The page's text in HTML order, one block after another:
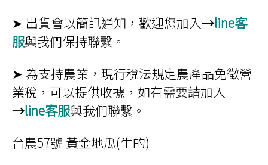
➤ 出貨會以簡訊通知，歡迎您加入→line客
服與我們保持聯繫。
➤ 為支持農業，現行稅法規定農產品免徵營
業稅，可以提供收據，如有需要請加入
→line客服與我們聯繫。
台農57號 黃金地瓜(生的)